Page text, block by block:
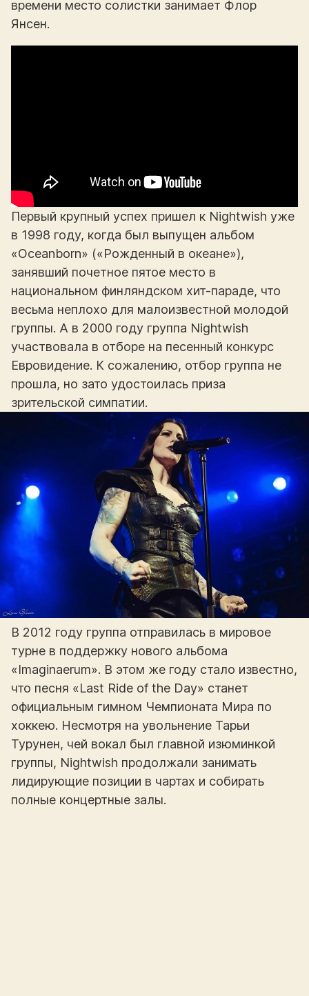
времени место солистки занимает Флор
Янсен.
Первый крупный успех пришел к Nightwish уже
в 1998 году, когда был выпущен альбом
«Oceanborn» («Рожденный в океане»),
занявший почетное пятое место в
национальном финляндском хит-параде, что
весьма неплохо для малоизвестной молодой
группы. А в 2000 году группа Nightwish
участвовала в отборе на песенный конкурс
Евровидение. К сожалению, отбор группа не
прошла, но зато удостоилась приза
зрительской симпатии.
В 2012 году группа отправилась в мировое
турне в поддержку нового альбома
«Imaginaerum». В этом же году стало известно,
что песня «Last Ride of the Day» станет
официальным гимном Чемпионата Мира по
хоккею. Несмотря на увольнение Тарьи
Турунен, чей вокал был главной изюминкой
группы, Nightwish продолжали занимать
лидирующие позиции в чартах и собирать
полные концертные залы.